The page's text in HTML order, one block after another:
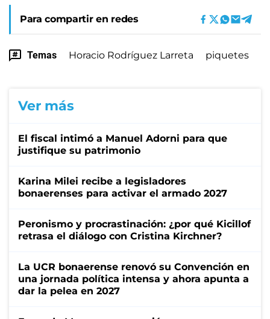
Para compartir en redes
Temas Horacio Rodríguez Larreta piquetes
Ver más
El fiscal intimó a Manuel Adorni para que
justifique su patrimonio
Karina Milei recibe a legisladores
bonaerenses para activar el armado 2027
Peronismo y procrastinación: ¿por qué Kicillof
retrasa el diálogo con Cristina Kirchner?
La UCR bonaerense renovó su Convención en
una jornada política intensa y ahora apunta a
dar la pelea en 2027